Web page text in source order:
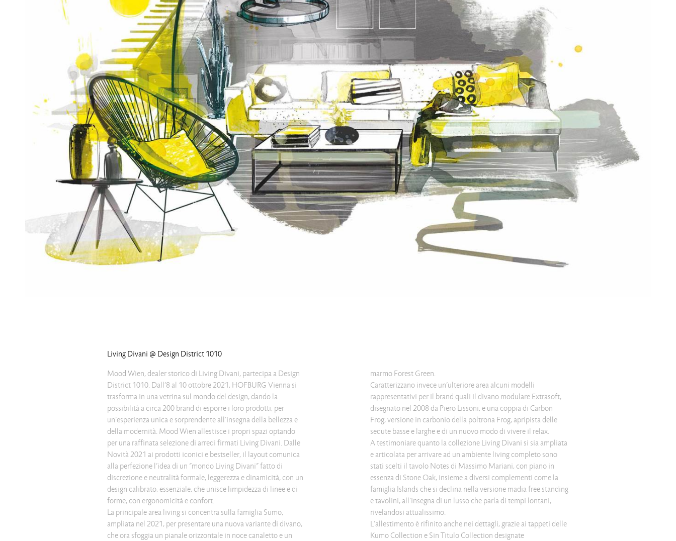
Living Divani @ Design District 1010
Mood Wien, dealer storico di Living Divani, partecipa a Design
District 1010. Dall’8 al 10 ottobre 2021, HOFBURG Vienna si
trasforma in una vetrina sul mondo del design, dando la
possibilità a circa 200 brand di esporre i loro prodotti, per
un’esperienza unica e sorprendente all’insegna della bellezza e
della modernità. Mood Wien allestisce i propri spazi optando
per una raffinata selezione di arredi firmati Living Divani. Dalle
Novità 2021 ai prodotti iconici e bestseller, il layout comunica
alla perfezione l’idea di un “mondo Living Divani” fatto di
discrezione e neutralità formale, leggerezza e dinamicità, con un
design calibrato, essenziale, che unisce limpidezza di linee e di
forme, con ergonomicità e confort.
La principale area living si concentra sulla famiglia Sumo,
ampliata nel 2021, per presentare una nuova variante di divano,
che ora sfoggia un pianale orizzontale in noce canaletto e un
marmo Forest Green.
Caratterizzano invece un’ulteriore area alcuni modelli
rappresentativi per il brand quali il divano modulare Extrasoft,
disegnato nel 2008 da Piero Lissoni, e una coppia di Carbon
Frog, versione in carbonio della poltrona Frog, apripista delle
sedute basse e larghe e di un nuovo modo di vivere il relax.
A testimoniare quanto la collezione Living Divani si sia ampliata
e articolata per arrivare ad un ambiente living completo sono
stati scelti il tavolo Notes di Massimo Mariani, con piano in
essenza di Stone Oak, insieme a diversi complementi come la
famiglia Islands che si declina nella versione madia free standing
e tavolini, all’insegna di un lusso che parla di tempi lontani,
rivelandosi attualissimo.
L’allestimento è rifinito anche nei dettagli, grazie ai tappeti delle
Kumo Collection e Sin Titulo Collection designate